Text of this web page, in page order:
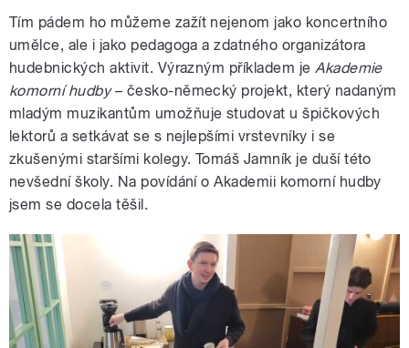
Tím pádem ho můžeme zažít nejenom jako koncertního
umělce, ale i jako pedagoga a zdatného organizátora
hudebnických aktivit. Výrazným příkladem jeAkademie
komorní hudby– česko-německý projekt, který nadaným
mladým muzikantům umožňuje studovat u špičkových
lektorů a setkávat se s nejlepšími vrstevníky i se
zkušenými staršími kolegy. Tomáš Jamník je duší této
nevšední školy. Na povídání o Akademii komorní hudby
jsem se docela těšil.